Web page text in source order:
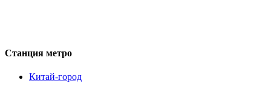
Станция метро
Китай-город